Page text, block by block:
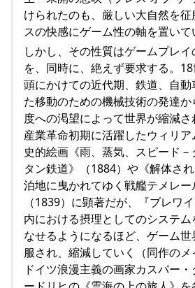
けられたのも、厳しい大自然を
スの快感にゲーム性の軸を置いて
しかし、その性質はゲームプレ
を、同時に、絶えず要求する。
頭にかけての近代期、鉄道、自
た移動のための機械技術の発達
度への渇望によって世界が縮減さ
産業革命初期に活躍したウィリ
史的絵画《雨、蒸気、スピード
タン鉄道》（1884）や《解体さ
泊地に曳かれてゆく戦艦テメレー
（1839）に顕著だが、『ブレワ
内における摂理としてのシステム
なせるようになるほど、ゲーム
服され、縮減していく（同作の
ドイツ浪漫主義の画家カスパー